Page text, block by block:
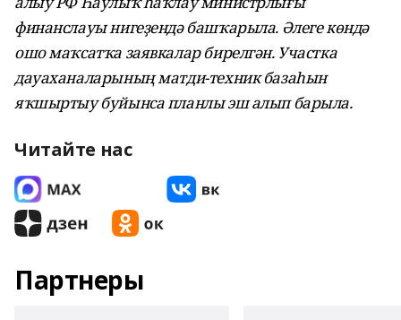
финанслауы нигеҙендә башҡарыла. Әлеге көндә
ошо маҡсатҡа заявкалар бирелгән. Участка
дауаханаларының матди-техникбазаһын
яҡшыртыу буйынса планлы эш алып барыла.
Читайте нас
Партнеры